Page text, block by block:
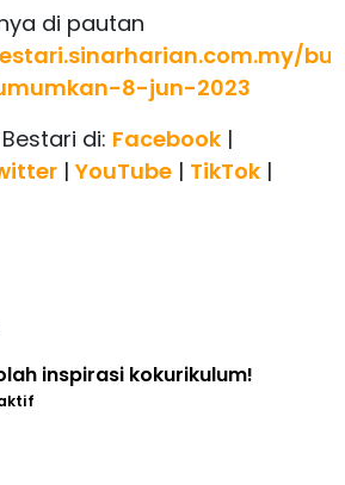
di pautan
8-jun-2023
di: Facebook |
| YouTube | TikTok |
inspirasi kokurikulum!